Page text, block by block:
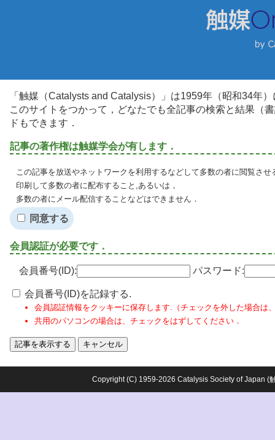
「触媒（Catalysts and Catalysis）」は1959年（昭和34年
このサイトをつかって，どなたでも全記事の検索と結果（
ドもできます．
記事の著作権は触媒学会が有します．
この記事を放送やネットワークを利用するなどして多数の者に閲覧させ
印刷して多数の者に配布すること,あるいは，
多数の者にメール配信することなどはできません．
同意する
会員認証が必要です．
会員番号(ID): パスワード:
会員番号(ID)を記録する.
会員認証情報をクッキーに保存します.（チェックを外した場合は
共用のパソコンの場合は、チェックをはずしてください．
Copyright (C) 1959-2026 Catalysis Society of Japan (